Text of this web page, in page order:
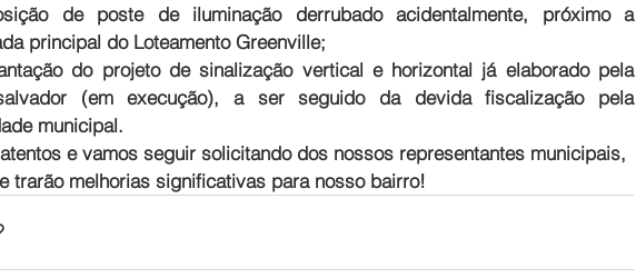
de poste de iluminação derrubado acidentalmente, próximo a
principal do Loteamento Greenville;
do projeto de sinalização vertical e horizontal já elaborado pela
(em execução), a ser seguido da devida fiscalização pela
municipal.
e vamos seguir solicitando dos nossos representantes municipais,
trarão melhorias significativas para nosso bairro!